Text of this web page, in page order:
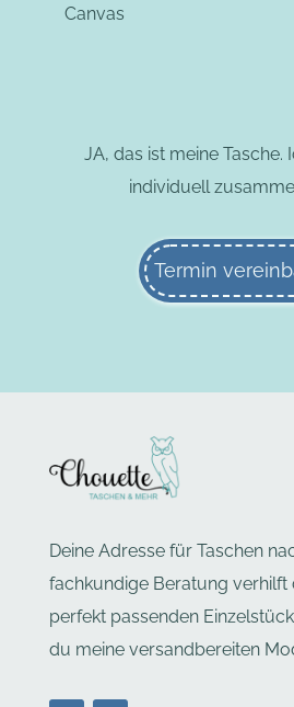
Canvas
JA, das ist meine Tasche.
individuell
Termin
Deine Adresse für Taschen
fachkundige Beratung verhilft
perfekt passenden
du meine versandbereiten